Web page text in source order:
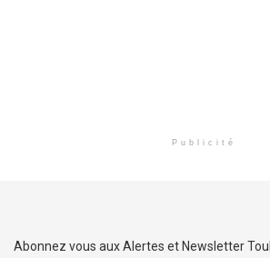
Publicité
Abonnez vous aux Alertes et Newsletter